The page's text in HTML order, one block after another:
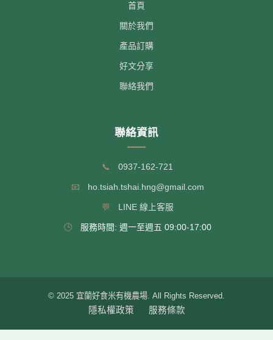
首頁
關於我們
產品訂購
好文分享
聯絡我們
聯絡資訊
📞 0937-162-721
📧 ho.tsiah.tshai.hng@gmail.com
💬 LINE 線上客服
🕒 服務時間: 週一至週五 09:00-17:00
© 2025 宜蘭好食米有機農場. All Rights Reserved.
隱私權政策 服務條款